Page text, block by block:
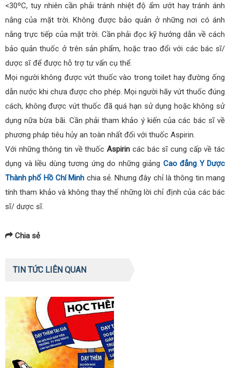
<30ºC, tuy nhiên cần phải tránh nhiệt độ ẩm ướt hay tránh ánh
nắng của mặt trời. Không được bảo quản ở những nơi có ánh
nắng trực tiếp của mặt trời. Cần phải đọc kỹ hướng dẫn về cách
bảo quản thuốc ở trên sản phẩm, hoặc trao đổi với các bác sĩ/
dược sĩ để được hỗ trợ tư vấn cụ thể.
Mọi người không được vứt thuốc vào trong toilet hay đường ống
dẫn nước khi chưa được cho phép. Mọi người hãy vứt thuốc đúng
cách, không được vứt thuốc đã quá hạn sử dụng hoặc không sử
dụng nữa bừa bãi. Cần phải tham khảo ý kiến của các bác sĩ về
phương pháp tiêu hủy an toàn nhất đối với thuốc Aspirin.
Với những thông tin về thuốcAspirin các bác sĩ cung cấp về tác
dụng và liều dùng tương ứng do những giảng Cao đẳng Y Dược
Thành phố Hồ Chí Minh chia sẻ. Nhưng đây chỉ là thông tin mang
tính tham khảo và không thay thế những lời chỉ định của các bác
sĩ/ dược sĩ.
Chia sẻ
TIN TỨC LIÊN QUAN